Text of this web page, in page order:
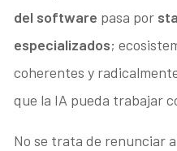
del software pasa por
especializados;
coherentes y
que la IA pueda trabajar
No se trata de renunciar